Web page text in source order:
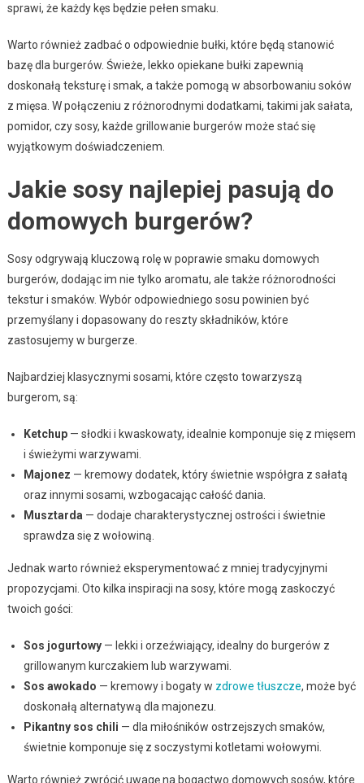
sprawi, że każdy kęs będzie pełen smaku.
Warto również zadbać o odpowiednie bułki, które będą stanowić
bazę dla burgerów. Świeże, lekko opiekane bułki zapewnią
doskonałą teksturę i smak, a także pomogą w absorbowaniu soków
z mięsa. W połączeniu z różnorodnymi dodatkami, takimi jak sałata,
pomidor, czy sosy, każde grillowanie burgerów może stać się
wyjątkowym doświadczeniem.
Jakie sosy najlepiej pasują do
domowych burgerów?
Sosy odgrywają kluczową rolę w poprawie smaku domowych
burgerów, dodając im nie tylko aromatu, ale także różnorodności
tekstur i smaków. Wybór odpowiedniego sosu powinien być
przemyślany i dopasowany do reszty składników, które
zastosujemy w burgerze.
Najbardziej klasycznymi sosami, które często towarzyszą
burgerom, są:
Ketchup— słodki i kwaskowaty, idealnie komponuje się z mięsem
i świeżymi warzywami.
Majonez — kremowy dodatek, który świetnie współgra z sałatą
oraz innymi sosami, wzbogacając całość dania.
Musztarda — dodaje charakterystycznej ostrości i świetnie
sprawdza się z wołowiną.
Jednak warto również eksperymentować z mniej tradycyjnymi
propozycjami. Oto kilka inspiracji na sosy, które mogą zaskoczyć
twoich gości:
Sos jogurtowy— lekki i orzeźwiający, idealny do burgerów z
grillowanym kurczakiem lub warzywami.
Sos awokado — kremowy i bogaty w zdrowe tłuszcze, może być
doskonałą alternatywą dla majonezu.
Pikantny sos chili — dla miłośników ostrzejszych smaków,
świetnie komponuje się z soczystymi kotletami wołowymi.
Warto również zwrócić uwagę na bogactwo domowych sosów, które